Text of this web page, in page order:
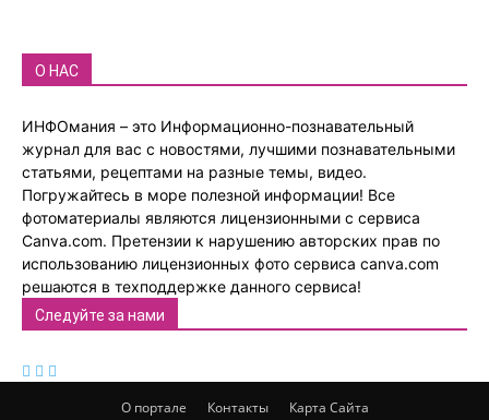
О НАС
ИНФОмания – это Информационно-познавательный
журнал для вас с новостями, лучшими познавательными
статьями, рецептами на разные темы, видео.
Погружайтесь в море полезной информации! Все
фотоматериалы являются лицензионными с сервиса
Canva.com. Претензии к нарушению авторских прав по
использованию лицензионных фото сервиса canva.com
решаются в техподдержке данного сервиса!
Следуйте за нами
О портале Контакты Карта Сайта